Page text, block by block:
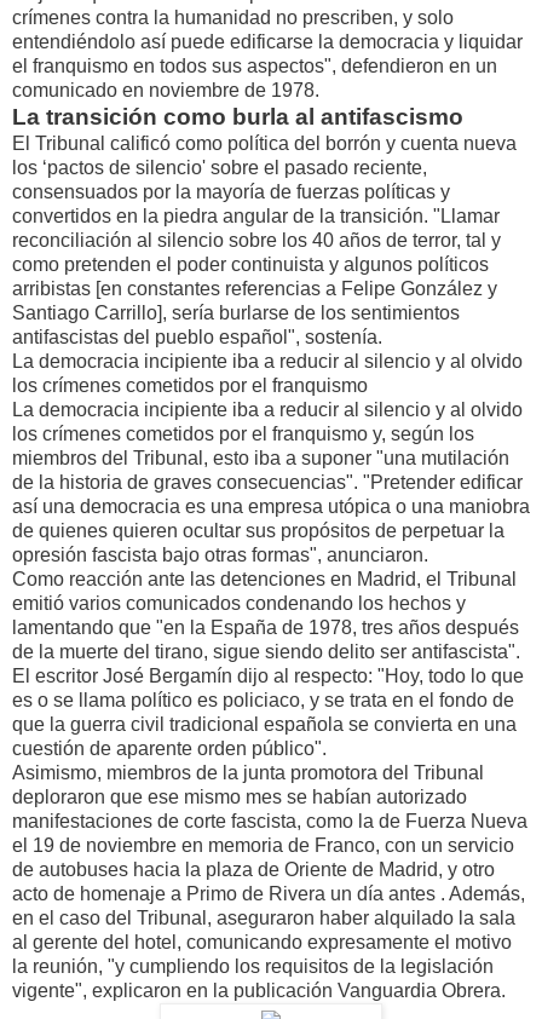
crímenes contra la humanidad no prescriben, y solo
entendiéndolo así puede edificarse la democracia y liquidar
el franquismo en todos sus aspectos", defendieron en un
comunicado en noviembre de 1978.
La transición como burla al antifascismo
El Tribunal calificó como política del borrón y cuenta nueva
los ‘pactos de silencio' sobre el pasado reciente,
consensuados por la mayoría de fuerzas políticas y
convertidos en la piedra angular de la transición. "Llamar
reconciliación al silencio sobre los 40 años de terror, tal y
como pretenden el poder continuista y algunos políticos
arribistas [en constantes referencias a Felipe González y
Santiago Carrillo], sería burlarse de los sentimientos
antifascistas del pueblo español", sostenía.
La democracia incipiente iba a reducir al silencio y al olvido
los crímenes cometidos por el franquismo
La democracia incipiente iba a reducir al silencio y al olvido
los crímenes cometidos por el franquismo y, según los
miembros del Tribunal, esto iba a suponer "una mutilación
de la historia de graves consecuencias". "Pretender edificar
así una democracia es una empresa utópica o una maniobra
de quienes quieren ocultar sus propósitos de perpetuar la
opresión fascista bajo otras formas", anunciaron.
Como reacción ante las detenciones en Madrid, el Tribunal
emitió varios comunicados condenando los hechos y
lamentando que "en la España de 1978, tres años después
de la muerte del tirano, sigue siendo delito ser antifascista".
El escritor José Bergamín dijo al respecto: "Hoy, todo lo que
es o se llama político es policiaco, y se trata en el fondo de
que la guerra civil tradicional española se convierta en una
cuestión de aparente orden público".
Asimismo, miembros de la junta promotora del Tribunal
deploraron que ese mismo mes se habían autorizado
manifestaciones de corte fascista, como la de Fuerza Nueva
el 19 de noviembre en memoria de Franco, con un servicio
de autobuses hacia la plaza de Oriente de Madrid, y otro
acto de homenaje a Primo de Rivera un día antes . Además,
en el caso del Tribunal, aseguraron haber alquilado la sala
al gerente del hotel, comunicando expresamente el motivo
la reunión, "y cumpliendo los requisitos de la legislación
vigente", explicaron en la publicación Vanguardia Obrera.